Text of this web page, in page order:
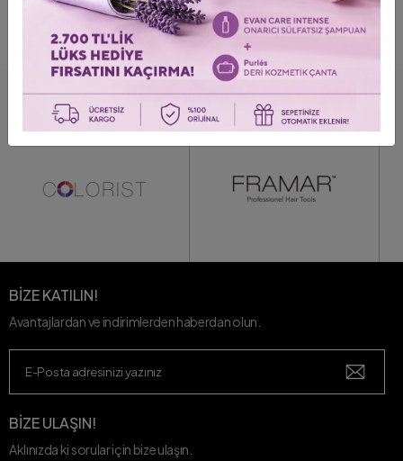
MARKALARIMIZI DAHA YAKINDAN TAKIP
EDIN!
BİZE KATILIN!
Avantajlardan ve indirimlerden haberdan olun.
BİZE ULAŞIN!
Aklınızda ki sorular için bize ulaşın.